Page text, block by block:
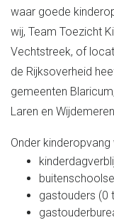
waar goede
wij, Team Toezicht
Vechtstreek, of
de Rijksoverheid
gemeenten
Laren en
Onder kinderopvang
gastouders (0